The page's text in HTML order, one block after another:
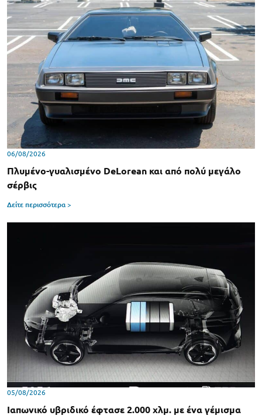
06/08/2026
Πλυμένο-γυαλισμένο DeLorean και από πολύ μεγάλο
σέρβις
Δείτε περισσότερα >
05/08/2026
Ιαπωνικό υβριδικό έφτασε 2.000 χλμ. με ένα γέμισμα